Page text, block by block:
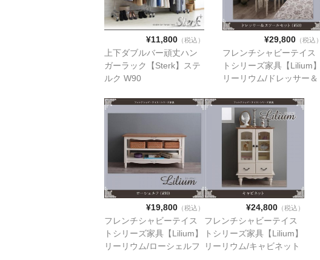
¥11,800 （税込）
上下ダブルバー頑丈ハン
ガーラック【Sterk】ステ
ルク W90
¥29,800 （税込）
フレンチシャビーテイス
トシリーズ家具【Lilium】
リーリウム/ドレッサー＆
¥19,800 （税込）
フレンチシャビーテイス
トシリーズ家具【Lilium】
リーリウム/ローシェルフ
¥24,800 （税込）
フレンチシャビーテイス
トシリーズ家具【Lilium】
リーリウム/キャビネット